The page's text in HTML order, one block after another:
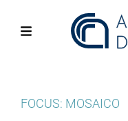
FOCUS: MOSAICO